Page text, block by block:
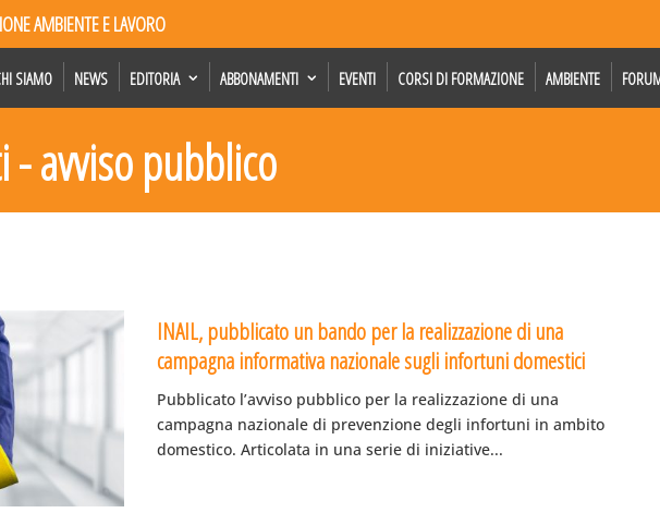
AMBIENTE E LAVORO
SIAMO NEWS EDITORIA ABBONAMENTI EVENTI CORSI DI FORMAZIONE AMBIENTE
- avviso pubblico
INAIL, pubblicato un bando per la realizzazione di una
campagna informativa nazionale sugli infortuni domestici
Pubblicato l’avviso pubblico per la realizzazione di una
campagna nazionale di prevenzione degli infortuni in ambito
domestico. Articolata in una serie di iniziative...